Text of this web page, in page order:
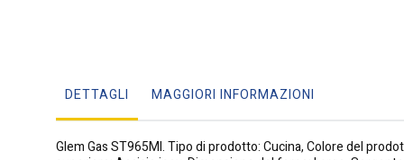
DETTAGLI MAGGIORI INFORMAZIONI
Glem Gas ST965MI. Tipo di prodotto: Cucina, Colore del